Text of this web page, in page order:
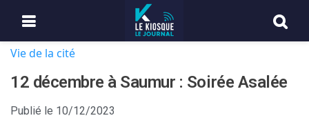
Vie de la cité
12 décembre à Saumur : Soirée Asalée
Publié le 10/12/2023